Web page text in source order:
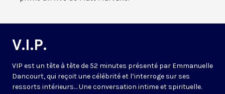
V.I.P.
VIP est un tête à tête de 52 minutes présenté par Emmanuelle
Dancourt, qui reçoit une célébrité et l’interroge sur ses
ressorts intérieurs… Une conversation intime et spirituelle.